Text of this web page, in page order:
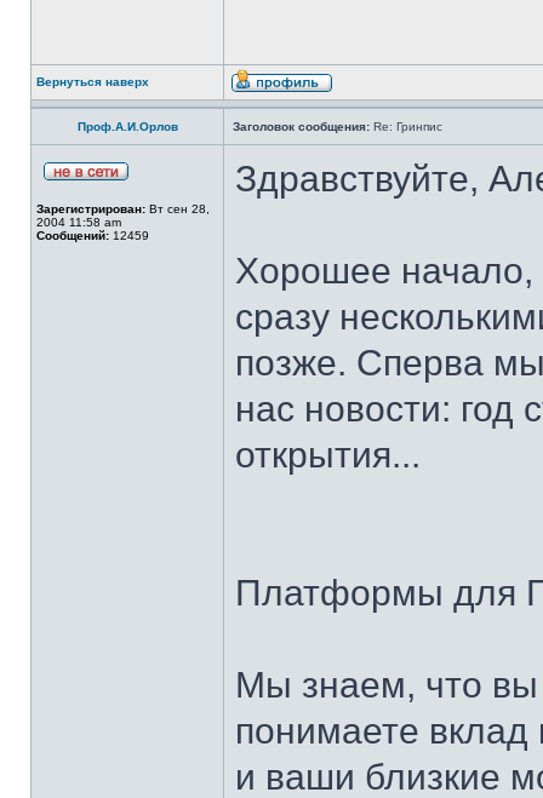
Вернуться наверх
Проф.А.И.Орлов Заголовок сообщения: Re: Гринпис
Зарегистрирован: Вт сен 28,
2004 11:58 am
Сообщений: 12459
Здравствуйте,
Хорошее
сразу
позже. Сперва
нас новости: год
открытия...
Платформы для
Мы знаем, что вы
понимаете вклад
и ваши близкие